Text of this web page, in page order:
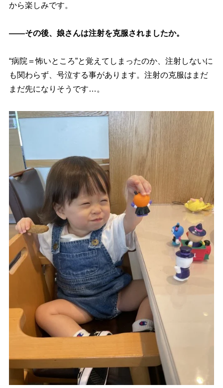
から楽しみです。
――その後、娘さんは注射を克服されましたか。
“病院＝怖いところ”と覚えてしまったのか、注射しないに
も関わらず、号泣する事があります。注射の克服はまだ
まだ先になりそうです…。